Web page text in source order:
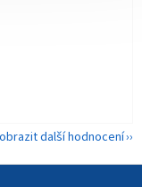
další hodnocení